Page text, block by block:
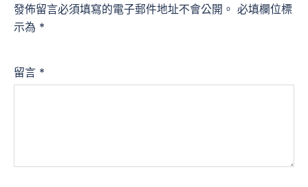
發佈留言必須填寫的電子郵件地址不會公開。 必填欄位標
示為 *
留言 *